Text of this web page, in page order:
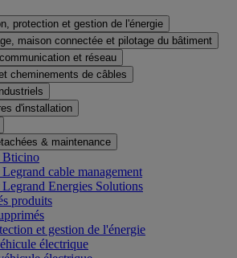
protection et gestion de l'énergie
maison connectée et pilotage du bâtiment
et réseau
cheminements de câbles
d'installation
& maintenance
Bticino
cable management
Energies Solutions
produits
et gestion de l'énergie
électrique